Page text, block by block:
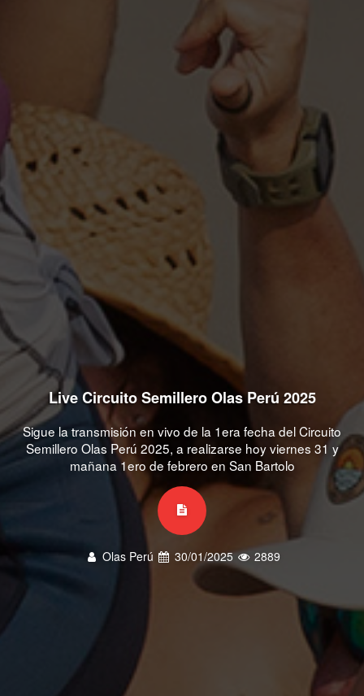
Live Circuito Semillero Olas Perú 2025
Sigue la transmisión en vivo de la 1era fecha del Circuito
Semillero Olas Perú 2025, a realizarse hoy viernes 31 y
mañana 1ero de febrero en San Bartolo
Olas Perú 30/01/2025 2889